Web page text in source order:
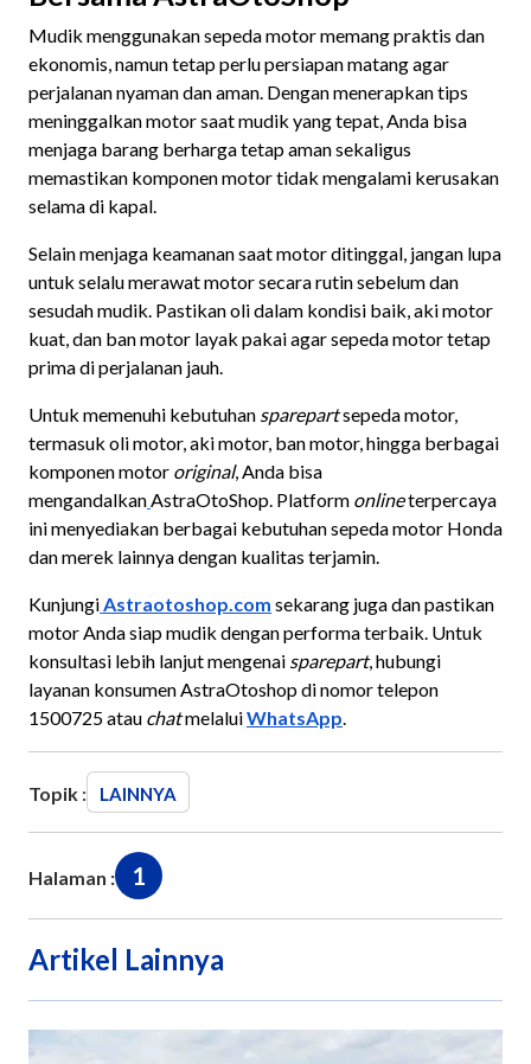
Mudik menggunakan sepeda motor memang praktis dan
ekonomis, namun tetap perlu persiapan matang agar
perjalanan nyaman dan aman. Dengan menerapkan tips
meninggalkan motor saat mudik yang tepat, Anda bisa
menjaga barang berharga tetap aman sekaligus
memastikan komponen motor tidak mengalami kerusakan
selama di kapal.
Selain menjaga keamanan saat motor ditinggal, jangan lupa
untuk selalu merawat motor secara rutin sebelum dan
sesudah mudik. Pastikan oli dalam kondisi baik, aki motor
kuat, dan ban motor layak pakai agar sepeda motor tetap
prima di perjalanan jauh.
Untuk memenuhi kebutuhan sparepartsepeda motor,
termasuk oli motor, aki motor, ban motor, hingga berbagai
komponen motor original, Anda bisa
mengandalkan AstraOtoShop. Platform onlineterpercaya
ini menyediakan berbagai kebutuhan sepeda motor Honda
dan merek lainnya dengan kualitas terjamin.
Kunjungi Astraotoshop.com sekarang juga dan pastikan
motor Anda siap mudik dengan performa terbaik. Untuk
konsultasi lebih lanjut mengenai sparepart, hubungi
layanan konsumen AstraOtoshop di nomor telepon
1500725 atau chatmelaluiWhatsApp
Topik : LAINNYA
Halaman : 1
Artikel Lainnya